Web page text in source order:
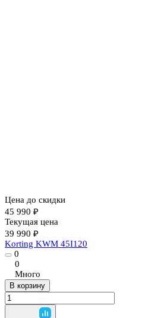
Цена до скидки
45 990 ₽
Текущая цена
39 990 ₽
Korting KWM 45I120
0
0
Много
В корзину